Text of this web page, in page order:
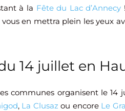
à la Fête du Lac d’Annecy
vous en mettra plein les yeux
14 juillet en
communes organisent le 14
, La Clusaz ou encore Le